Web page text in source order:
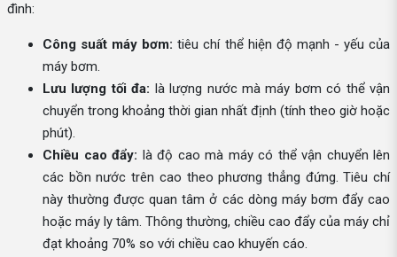
đình:
Công suất máy bơm: tiêu chí thể hiện độ mạnh - yếu của
máy bơm.
Lưu lượng tối đa: là lượng nước mà máy bơm có thể vận
chuyển trong khoảng thời gian nhất định (tính theo giờ hoặc
phút).
Chiều cao đẩy: là độ cao mà máy có thể vận chuyển lên
các bồn nước trên cao theo phương thẳng đứng. Tiêu chí
này thường được quan tâm ở các dòng máy bơm đẩy cao
hoặc máy ly tâm. Thông thường, chiều cao đẩy của máy chỉ
đạt khoảng 70% so với chiều cao khuyến cáo.